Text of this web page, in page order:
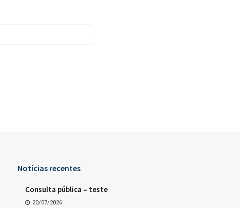
Notícias recentes
Consulta pública – teste
20/07/2026